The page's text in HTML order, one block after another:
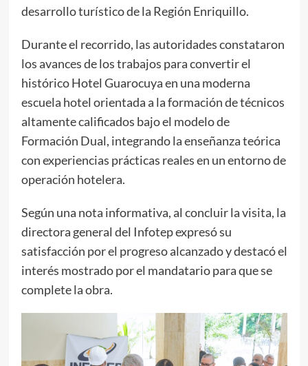
desarrollo turístico de la Región Enriquillo.
Durante el recorrido, las autoridades constataron
los avances de los trabajos para convertir el
histórico Hotel Guarocuya en una moderna
escuela hotel orientada a la formación de técnicos
altamente calificados bajo el modelo de
Formación Dual, integrando la enseñanza teórica
con experiencias prácticas reales en un entorno de
operación hotelera.
Según una nota informativa, al concluir la visita, la
directora general del Infotep expresó su
satisfacción por el progreso alcanzado y destacó el
interés mostrado por el mandatario para que se
complete la obra.